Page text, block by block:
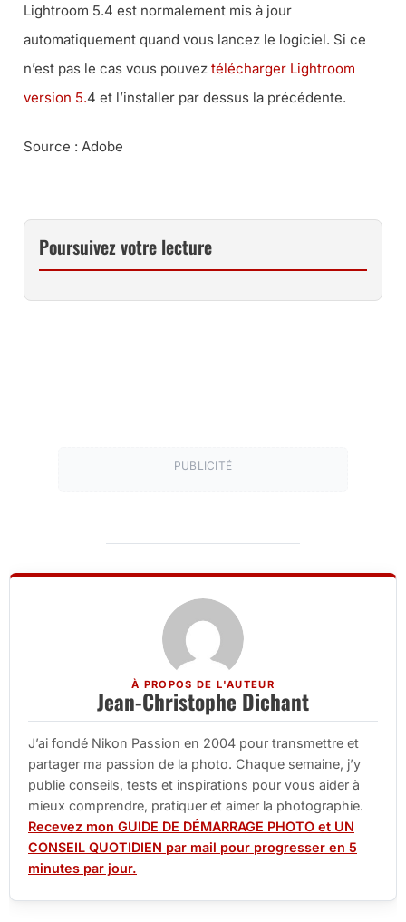
Lightroom 5.4 est normalement mis à jour
automatiquement quand vous lancez le logiciel. Si ce
n’est pas le cas vous pouvez télécharger Lightroom
version 5.4 et l’installer par dessus la précédente.
Source : Adobe
Poursuivez votre lecture
PUBLICITÉ
À PROPOS DE L'AUTEUR
Jean-Christophe Dichant
J’ai fondé Nikon Passion en 2004 pour transmettre et
partager ma passion de la photo. Chaque semaine, j’y
publie conseils, tests et inspirations pour vous aider à
mieux comprendre, pratiquer et aimer la photographie.
Recevez mon GUIDE DE DÉMARRAGE PHOTO et UN
CONSEIL QUOTIDIEN par mail pour progresser en 5
minutes par jour.